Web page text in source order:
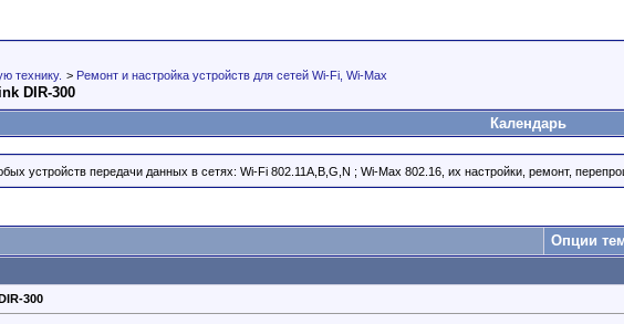
технику. > Ремонт и настройка устройств для сетей Wi-Fi, Wi-Max
DIR-300
Календарь
устройств передачи данных в сетях: Wi-Fi 802.11A,B,G,N ; Wi-Max 802.16, их настройки, ремонт,
Опции
300